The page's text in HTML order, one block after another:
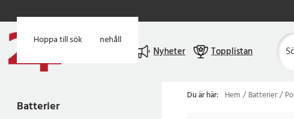
Hoppa till huvudinnehåll
Hoppa till sök
Nyheter Topplistan
Batterier
Du är här: Hem Batterier